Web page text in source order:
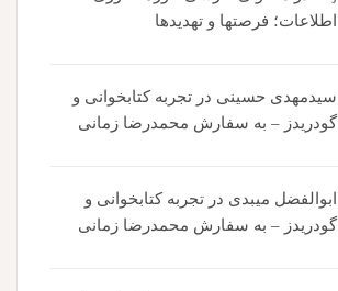
اطلاعات؛ فرصتها و تهدیدها
سیدمهدی حسینی در تجربه کتابخوانی و
گودریدز – به سفارش محمدرضا زمانی
ابوالفضل میبدی در تجربه کتابخوانی و
گودریدز – به سفارش محمدرضا زمانی